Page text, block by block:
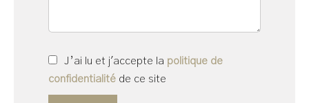
J’ai lu et j'accepte la politique de
confidentialité de ce site